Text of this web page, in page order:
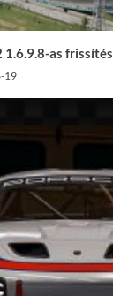
as frissítés
19